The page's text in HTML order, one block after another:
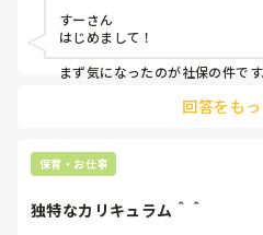
会社内の働き方改革か、来年か
るらしい。社保に入るなら週5に
い。。。今の自分は、まだそん
子どもはかわいいけど、毎日体
他の職場を探そうかな。甘えで
すーさん
はじめまして！
まず気になったのが社保の件で
せば加入対象となります。
企業規模要件の段階的撤廃：現
的に全企業（1人以上）へ拡大さ
回答をも
保育・お仕事
独特なカリキュラム＾＾